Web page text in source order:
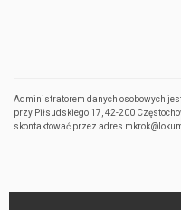
Administratorem danych osobowych
przy Piłsudskiego 17, 42-200
skontaktować przez adres